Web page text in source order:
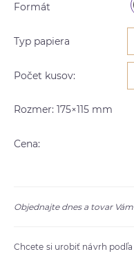
Formát
Typ papiera
Počet kusov:
Rozmer: 175×115 mm
Cena:
Objednajte dnes a tovar
Chcete si urobiť návrh